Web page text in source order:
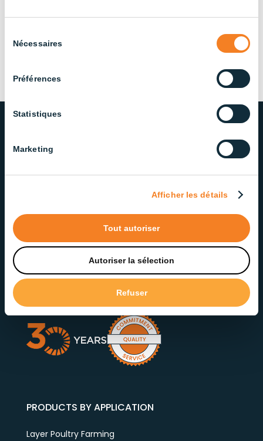
duNécessaires
Préférences
Statistiques
Marketing
Afficher les détails
Tout autoriser
Autoriser la sélection
Refuser
Red and
OUR COMMITMENT TO QUALITY
We take pride in delivering lighting solutions that
service at every step.
Contact our Support Team
PRODUCTS BY APPLICATION
Layer Poultry Farming